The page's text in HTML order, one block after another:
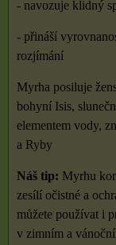
- navozuje klidný
- přináší
rozjímání
Myrha posiluje
bohyní Isis,
elementem vody,
a Ryby
Náš tip: Myrhu
zesílí očistné a
můžete používat i
v zimním a